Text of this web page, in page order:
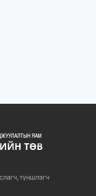
түншлэгч